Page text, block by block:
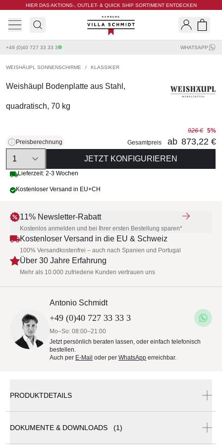
HIER DAS AKTIONS-, OUTLET- & QUICK SHIP SORTIMENT ENTDECKEN
Villa Schmidt
+49 (0)40 727 33 33 3 WHATSAPP
WEISHÄUPL SONNENSCHIRME / KLASSIKER
Weishäupl Bodenplatte aus Stahl,
quadratisch, 70 kg
Preisberechnung
926 € 5%
Gesamtpreis
ab 873,22 €
Quantity
JETZT KONFIGURIEREN
Lieferzeit: 2-3 Wochen
Kostenloser Versand in EU+CH
11% Newsletter-Rabatt
Kostenlos anmelden und bei Ihrer ersten Bestellung sparen*
Kostenloser Versand in die EU & Schweiz
100% Versandkostenfrei – auch nach Spanien und Portugal
Über 30 Jahre Erfahrung
Mehr als 10.000 zufriedene Kunden vertrauen uns
Antonio Schmidt
+49 (0)40 727 33 33 3
Mo–So: 08:00–21:00
Jetzt persönlich beraten lassen, oder einfach telefonisch
bestellen.
Auch per E-Mail oder per WhatsApp erreichbar.
PRODUKTDETAILS
DOKUMENTE & DOWNLOADS (1)